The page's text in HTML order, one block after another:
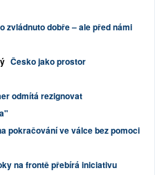
zvládnuto dobře – ale před námi
Česko jako prostor
odmítá rezignovat
pokračování ve válce bez pomoci
na frontě přebírá iniciativu